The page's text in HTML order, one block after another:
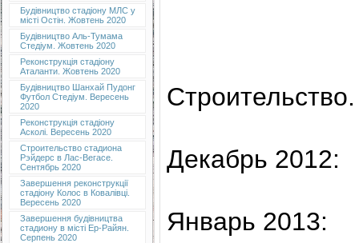
Будівництво стадіону МЛС у
місті Остін. Жовтень 2020
Будівництво Аль-Тумама
Стедіум. Жовтень 2020
Реконструкція стадіону
Аталанти. Жовтень 2020
Будівництво Шанхай Пудонг
Футбол Стедіум. Вересень
2020
Реконструкція стадіону
Асколі. Вересень 2020
Строительство стадиона
Рэйдерс в Лас-Вегасе.
Сентябрь 2020
Завершення реконструкції
стадіону Колос в Ковалівці.
Вересень 2020
Завершення будівництва
стадиону в місті Ер-Райян.
Серпень 2020
Декабрь 2012:
Январь 2013: